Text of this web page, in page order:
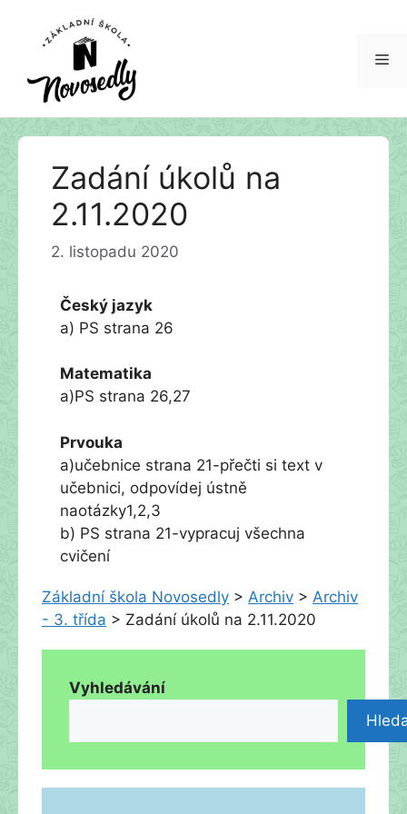
Přeskočit
Zadání úkolů na
2.11.2020
2. listopadu 2020
Český jazyk
a) PS strana 26
Matematika
a)PS strana 26,27
Prvouka
a)učebnice strana 21-přečti si text v
učebnici, odpovídej ústně
naotázky1,2,3
b) PS strana 21-vypracuj všechna
cvičení
Základní škola Novosedly > Archiv > Archiv
- 3. třída > Zadání úkolů na 2.11.2020
Vyhledávání